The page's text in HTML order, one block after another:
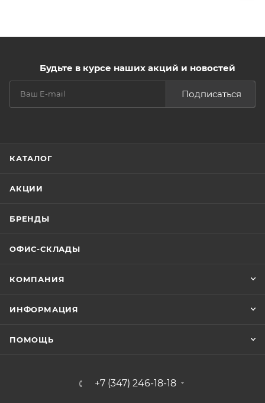
Будьте в курсе наших акций и новостей
Подписаться
КАТАЛОГ
АКЦИИ
БРЕНДЫ
ОФИС-СКЛАДЫ
КОМПАНИЯ
ИНФОРМАЦИЯ
ПОМОЩЬ
+7 (347) 246-18-18